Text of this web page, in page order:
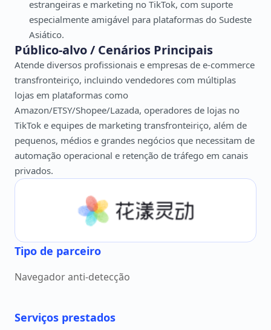
estrangeiras e marketing no TikTok, com suporte
especialmente amigável para plataformas do Sudeste
Asiático.
Público-alvo / Cenários Principais
Atende diversos profissionais e empresas de e-commerce
transfronteiriço, incluindo vendedores com múltiplas
lojas em plataformas como
Amazon/ETSY/Shopee/Lazada, operadores de lojas no
TikTok e equipes de marketing transfronteiriço, além de
pequenos, médios e grandes negócios que necessitam de
automação operacional e retenção de tráfego em canais
privados.
Tipo de parceiro
Navegador anti-detecção
Serviços prestados